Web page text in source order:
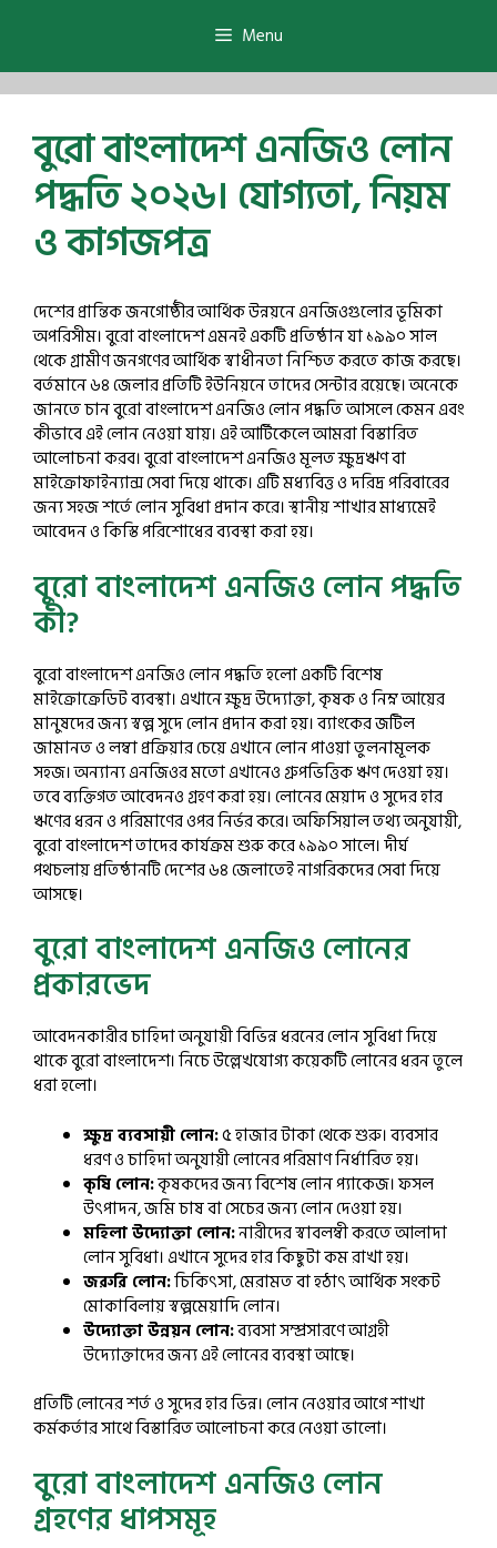
Menu
বুরো বাংলাদেশ এনজিও লোন
পদ্ধতি ২০২৬। যোগ্যতা, নিয়ম
ও কাগজপত্র
দেশের প্রান্তিক জনগোষ্ঠীর আর্থিক উন্নয়নে এনজিওগুলোর ভূমিকা
অপরিসীম। বুরো বাংলাদেশ এমনই একটি প্রতিষ্ঠান যা ১৯৯০ সাল
থেকে গ্রামীণ জনগণের আর্থিক স্বাধীনতা নিশ্চিত করতে কাজ করছে।
বর্তমানে ৬৪ জেলার প্রতিটি ইউনিয়নে তাদের সেন্টার রয়েছে। অনেকে
জানতে চান বুরো বাংলাদেশ এনজিও লোন পদ্ধতি আসলে কেমন এবং
কীভাবে এই লোন নেওয়া যায়। এই আর্টিকেলে আমরা বিস্তারিত
আলোচনা করব। বুরো বাংলাদেশ এনজিও মূলত ক্ষুদ্রঋণ বা
মাইক্রোফাইন্যান্স সেবা দিয়ে থাকে। এটি মধ্যবিত্ত ও দরিদ্র পরিবারের
জন্য সহজ শর্তে লোন সুবিধা প্রদান করে। স্থানীয় শাখার মাধ্যমেই
আবেদন ও কিস্তি পরিশোধের ব্যবস্থা করা হয়।
বুরো বাংলাদেশ এনজিও লোন পদ্ধতি
কী?
বুরো বাংলাদেশ এনজিও লোন পদ্ধতি হলো একটি বিশেষ
মাইক্রোক্রেডিট ব্যবস্থা। এখানে ক্ষুদ্র উদ্যোক্তা, কৃষক ও নিম্ন আয়ের
মানুষদের জন্য স্বল্প সুদে লোন প্রদান করা হয়। ব্যাংকের জটিল
জামানত ও লম্বা প্রক্রিয়ার চেয়ে এখানে লোন পাওয়া তুলনামূলক
সহজ। অন্যান্য এনজিওর মতো এখানেও গ্রুপভিত্তিক ঋণ দেওয়া হয়।
তবে ব্যক্তিগত আবেদনও গ্রহণ করা হয়। লোনের মেয়াদ ও সুদের হার
ঋণের ধরন ও পরিমাণের ওপর নির্ভর করে। অফিসিয়াল তথ্য অনুযায়ী,
বুরো বাংলাদেশ তাদের কার্যক্রম শুরু করে ১৯৯০ সালে। দীর্ঘ
পথচলায় প্রতিষ্ঠানটি দেশের ৬৪ জেলাতেই নাগরিকদের সেবা দিয়ে
আসছে।
বুরো বাংলাদেশ এনজিও লোনের
প্রকারভেদ
আবেদনকারীর চাহিদা অনুযায়ী বিভিন্ন ধরনের লোন সুবিধা দিয়ে
থাকে বুরো বাংলাদেশ। নিচে উল্লেখযোগ্য কয়েকটি লোনের ধরন তুলে
ধরা হলো।
ক্ষুদ্র ব্যবসায়ী লোন:৫ হাজার টাকা থেকে শুরু। ব্যবসার
ধরণ ও চাহিদা অনুযায়ী লোনের পরিমাণ নির্ধারিত হয়।
কৃষি লোন:কৃষকদের জন্য বিশেষ লোন প্যাকেজ। ফসল
উৎপাদন, জমি চাষ বা সেচের জন্য লোন দেওয়া হয়।
মহিলা উদ্যোক্তা লোন:নারীদের স্বাবলম্বী করতে আলাদা
লোন সুবিধা। এখানে সুদের হার কিছুটা কম রাখা হয়।
জরুরি লোন:চিকিৎসা, মেরামত বা হঠাৎ আর্থিক সংকট
মোকাবিলায় স্বল্পমেয়াদি লোন।
উদ্যোক্তা উন্নয়ন লোন:ব্যবসা সম্প্রসারণে আগ্রহী
উদ্যোক্তাদের জন্য এই লোনের ব্যবস্থা আছে।
প্রতিটি লোনের শর্ত ও সুদের হার ভিন্ন। লোন নেওয়ার আগে শাখা
কর্মকর্তার সাথে বিস্তারিত আলোচনা করে নেওয়া ভালো।
বুরো বাংলাদেশ এনজিও লোন
গ্রহণের ধাপসমূহ